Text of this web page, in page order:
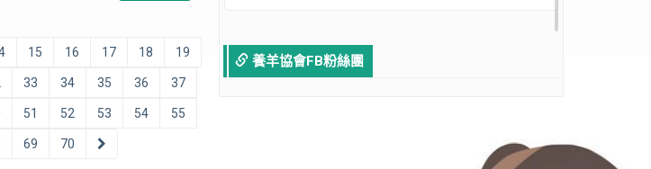
15 16 17 18 19
33 34 35 36 37
51 52 53 54 55
69 70
養羊協會FB粉絲團